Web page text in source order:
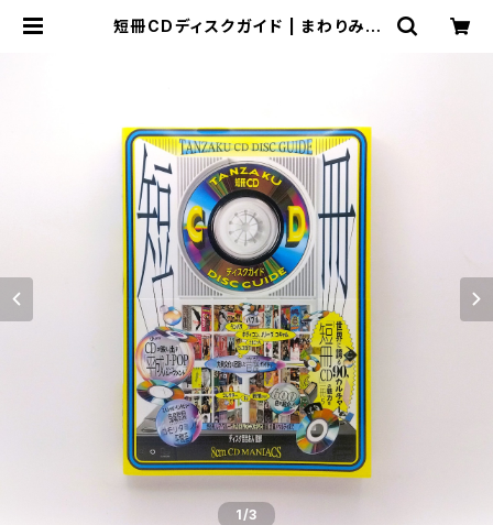
短冊CDディスクガイド | まわりみち
1/3